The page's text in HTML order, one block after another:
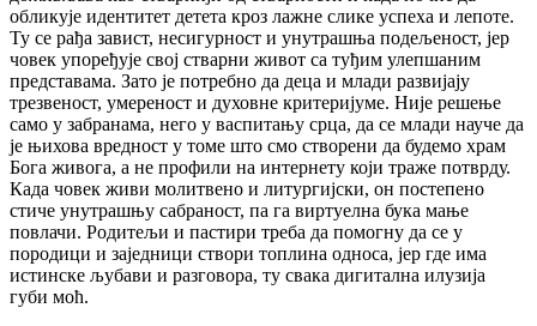
обликује идентитет детета кроз лажне слике успеха и лепоте.
Ту се рађа завист, несигурност и унутрашња подељеност, јер
човек упоређује свој стварни живот са туђим улепшаним
представама. Зато је потребно да деца и млади развијају
трезвеност, умереност и духовне критеријуме. Није решење
само у забранама, него у васпитању срца, да се млади науче да
је њихова вредност у томе што смо створени да будемо храм
Бога живога, а не профили на интернету који траже потврду.
Када човек живи молитвено и литургијски, он постепено
стиче унутрашњу сабраност, па га виртуелна бука мање
повлачи. Родитељи и пастири треба да помогну да се у
породици и заједници створи топлина односа, јер где има
истинске љубави и разговора, ту свака дигитална илузија
губи моћ.